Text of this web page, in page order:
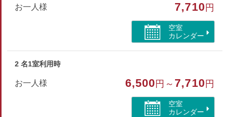
※お布団はセルフサービスとなっております※
部屋種別
和室
部屋特徴
お一人様 7,710 円
空室
カレンダー
2 名1室利用時
お一人様 6,500 円～ 7,710 円
空室
カレンダー